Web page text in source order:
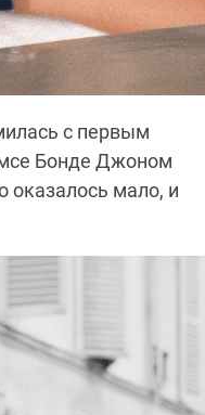
с первым
Бонде Джоном
оказалось мало, и